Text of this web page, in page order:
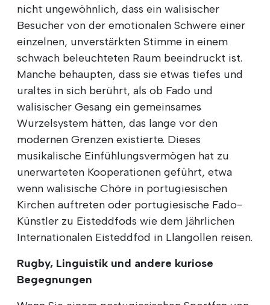
nicht ungewöhnlich, dass ein walisischer
Besucher von der emotionalen Schwere einer
einzelnen, unverstärkten Stimme in einem
schwach beleuchteten Raum beeindruckt ist.
Manche behaupten, dass sie etwas tiefes und
uraltes in sich berührt, als ob Fado und
walisischer Gesang ein gemeinsames
Wurzelsystem hätten, das lange vor den
modernen Grenzen existierte. Dieses
musikalische Einfühlungsvermögen hat zu
unerwarteten Kooperationen geführt, etwa
wenn walisische Chöre in portugiesischen
Kirchen auftreten oder portugiesische Fado-
Künstler zu Eisteddfods wie dem jährlichen
Internationalen Eisteddfod in Llangollen reisen.
Rugby, Linguistik und andere kuriose
Begegnungen